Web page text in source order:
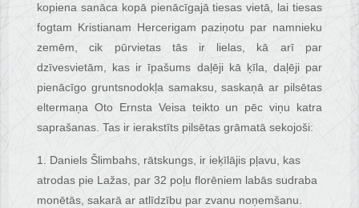
kopiena sanāca kopā pienācīgajā tiesas vietā, lai tiesas
fogtam Kristianam Hercerigam paziņotu par namnieku
zemēm, cik pūrvietas tās ir lielas, kā arī par
dzīvesvietām, kas ir īpašums daļēji kā ķīla, daļēji par
pienācīgo gruntsnodokļa samaksu, saskaņā ar pilsētas
eltermaņa Oto Ernsta Veisa teikto un pēc viņu katra
saprašanas. Tas ir ierakstīts pilsētas grāmatā sekojoši:
1. Daniels Šlimbahs, rātskungs, ir ieķīlājis pļavu, kas
atrodas pie Lažas, par 32 poļu florēniem labās sudraba
monētās, sakarā ar atlīdzību par zvanu noņemšanu.